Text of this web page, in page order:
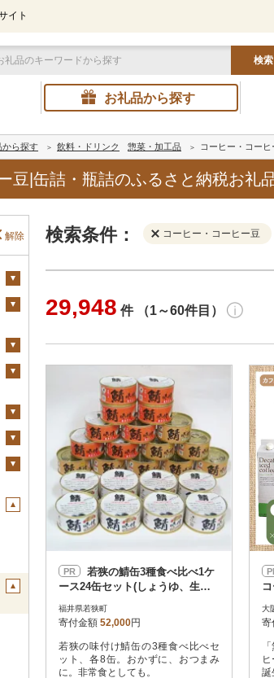
イト
検索
お礼品から探す
から探す 飲料・ドリンク 惣菜・加工品 コーヒー・コーヒ
豆|缶詰・瓶詰のふるさと納税お礼
解除 検索条件： コーヒー・コーヒー豆
決済方法
PayPay
クレジットカード決済
Amazon Pay
楽天ペイ
メルペイ
コンビニ支払い
d払い
金融機関(Pay-easy決済)
29,948 件 （1～60件目）
PR
ース24缶セット(しょうゆ、生姜
入り、唐辛子入り)
福井県若狭町
寄付金額 52,000円
若狭の味付け鯖缶の3種食べ比べセ
ット、各8缶。おかずに、おつまみ
に。非常食としても。
焙
大
寄
誕